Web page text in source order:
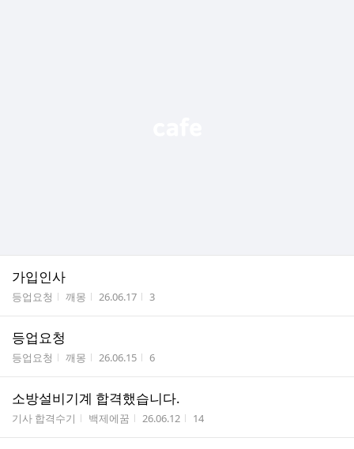
가입인사
게시판명
등업요청 작성자
깨몽 작성시간
26.06.17 조회수
3
등업요청
게시판명
등업요청 작성자
깨몽 작성시간
26.06.15 조회수
6
소방설비기계 합격했습니다.
게시판명
기사 합격수기 작성자
백제에꿈 작성시간
26.06.12 조회수
14